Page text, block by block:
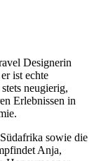
Designerin
ist echte
neugierig,
Erlebnissen in
sowie die
Anja,